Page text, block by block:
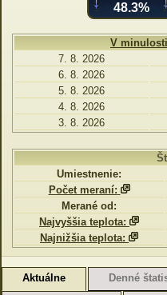
Umiestnenie:
Počet meraní:
Merané od:
Najvyššia teplota:
Najnižšia teplota:
V
7. 8. 2026
6. 8. 2026
5. 8. 2026
4. 8. 2026
3. 8. 2026
48.3%
Aktuálne Denné